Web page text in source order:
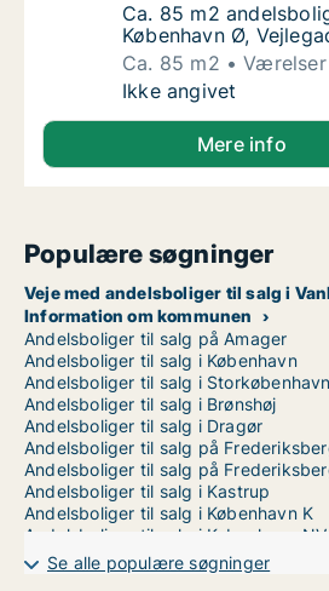
Ca. 85 m2
Ca. 85 m2
København Ø,
Ca. 85 m2
Ca. 85 m2
Ikke angivet
Mere info
Populære søgninger
Veje med andelsboliger til salg i
Information om kommunen
Andelsboliger til salg på Amager
Andelsboliger til salg i København
Andelsboliger til salg i Storkøbenhavn
Andelsboliger til salg i Brønshøj
Andelsboliger til salg i Dragør
Andelsboliger til salg på
Andelsboliger til salg på
Andelsboliger til salg i Kastrup
Andelsboliger til salg i København K
Andelsboliger til salg i København NV
Andelsboliger til salg i København S
Andelsboliger til salg i København SV
Se alle populære søgninger